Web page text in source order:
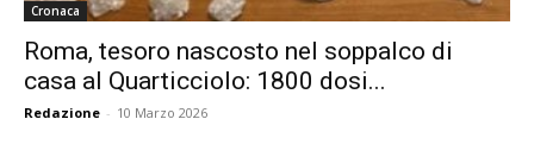
Cronaca
Roma, tesoro nascosto nel soppalco di
casa al Quarticciolo: 1800 dosi...
Redazione - 10 Marzo 2026